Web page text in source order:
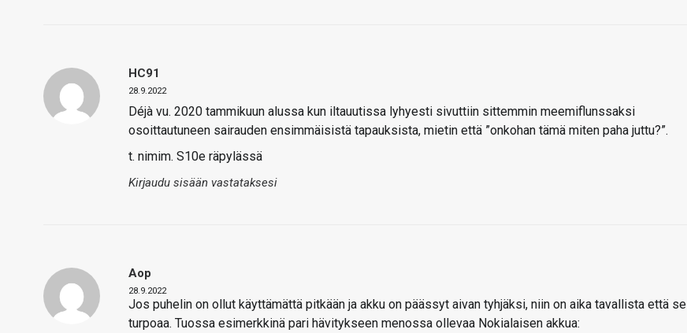
HC91
28.9.2022
Déjà vu. 2020 tammikuun alussa kun iltauutissa lyhyesti sivuttiin sittemmin meemiflunssaksi
osoittautuneen sairauden ensimmäisistä tapauksista, mietin että ”onkohan tämä miten paha juttu?”.
t. nimim. S10e räpylässä
Kirjaudu sisään vastataksesi
Aop
28.9.2022
Jos puhelin on ollut käyttämättä pitkään ja akku on päässyt aivan tyhjäksi, niin on aika tavallista että se
turpoaa. Tuossa esimerkkinä pari hävitykseen menossa ollevaa Nokialaisen akkua: